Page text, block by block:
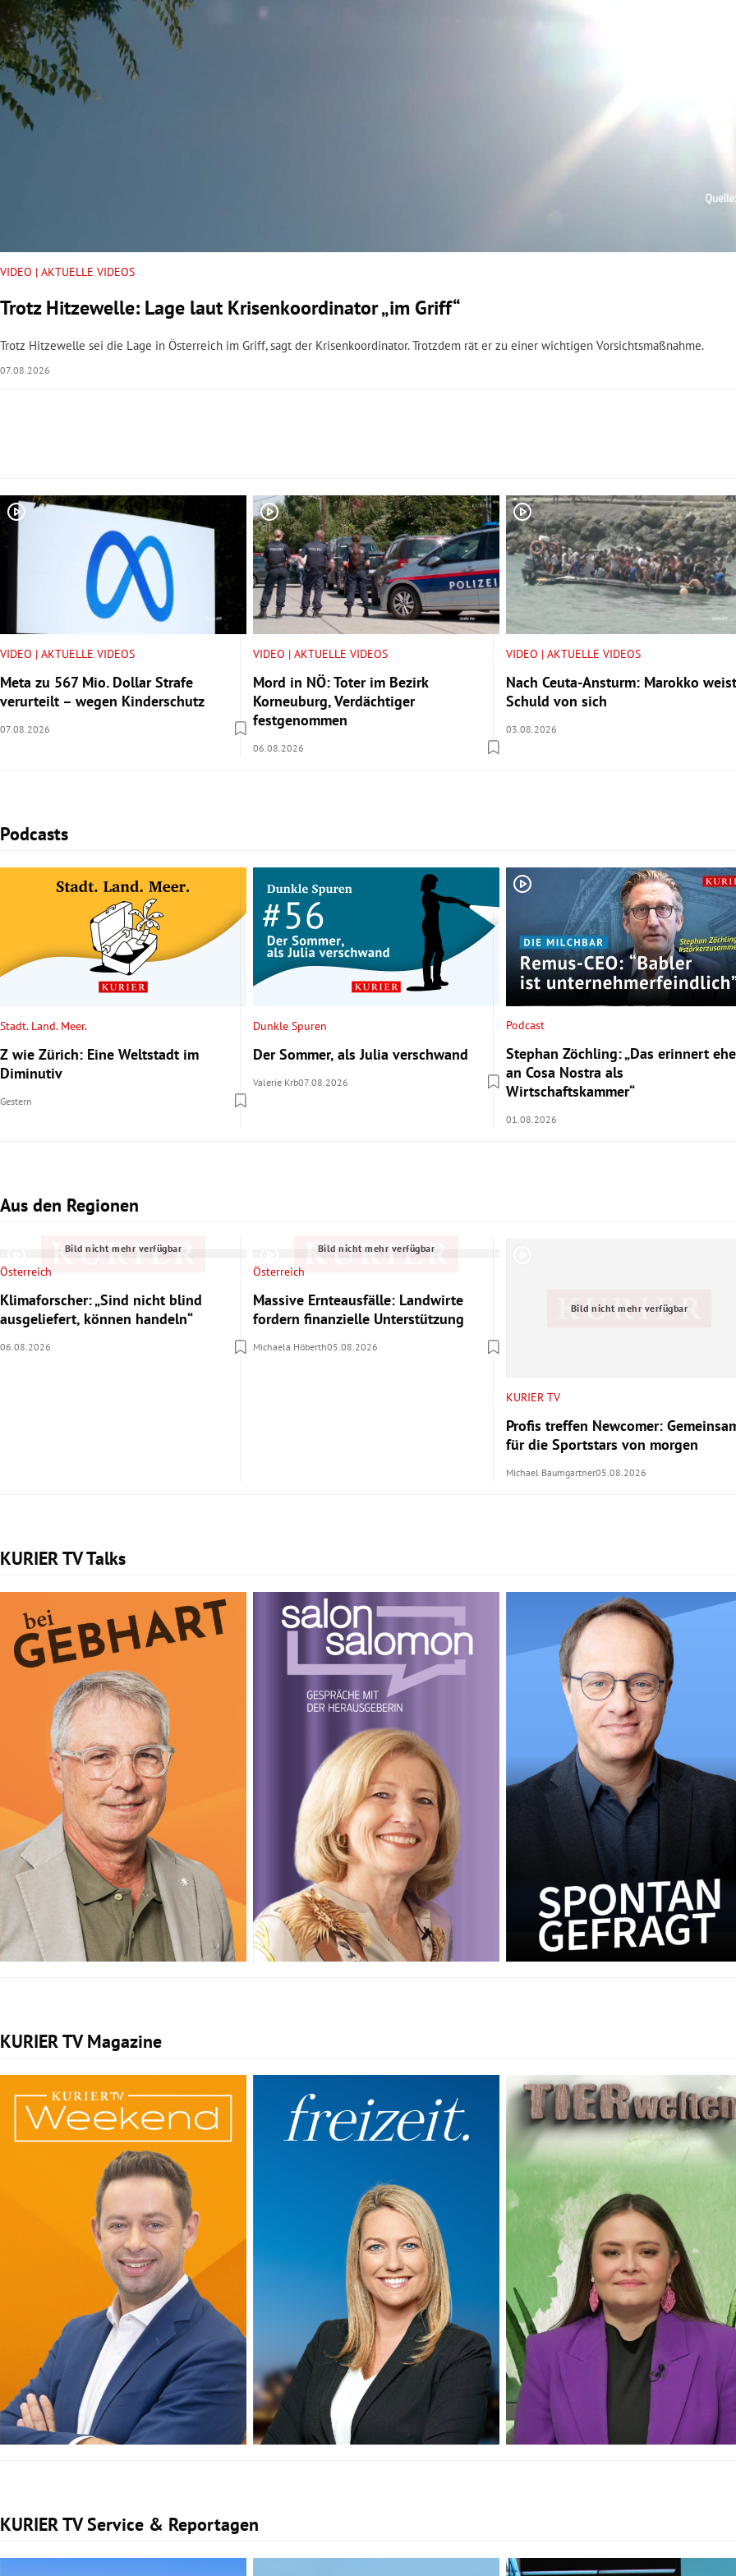
Untermenü
Untermenü
Untermenü
Untermenü
Untermenü
VIDEO | AKTUELLE VIDEOS
Trotz Hitzewelle: Lage laut Krisenkoordinator „im Griff“
Trotz Hitzewelle sei die Lage in Österreich im Griff, sagt der Krisenkoordinator. Trotzdem rät er zu einer wichtigen Vorsichtsmaßnahme.
07.08.2026
VIDEO | AKTUELLE VIDEOS
Meta zu 567 Mio. Dollar Strafe
verurteilt – wegen Kinderschutz
07.08.2026
VIDEO | AKTUELLE VIDEOS
Mord in NÖ: Toter im Bezirk
Korneuburg, Verdächtiger
festgenommen
06.08.2026
VIDEO | AKTUELLE VIDEOS
Nach Ceuta-Ansturm: Marokko weist
Schuld von sich
03.08.2026
Podcasts
Slide 1 von 2
Stadt. Land. Meer.
Z wie Zürich: Eine Weltstadt im
Diminutiv
Gestern
Dunkle Spuren
Der Sommer, als Julia verschwand
Valerie Krb07.08.2026
Podcast
Stephan Zöchling: „Das erinnert
an Cosa Nostra als
Wirtschaftskammer“
01.08.2026
Aus den Regionen
Slide 1 von 3
Bild nicht mehr verfügbar
Österreich
Klimaforscher: „Sind nicht blind
ausgeliefert, können handeln“
06.08.2026
Bild nicht mehr verfügbar
Österreich
Massive Ernteausfälle: Landwirte
fordern finanzielle Unterstützung
Michaela Höberth05.08.2026
Bild nicht mehr verfügbar
KURIER TV
Profis treffen Newcomer:
für die Sportstars von morgen
Michael Baumgartner05.08.2026
KURIER TV Talks
Slide 1 von 2
KURIER TV Magazine
Slide 1 von 2
KURIER TV Service & Reportagen
Slide 1 von 1